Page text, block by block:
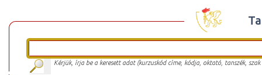
Kérjük, írja be a keresett adat (kurzuskód címe, kódja, oktató, tanszék,